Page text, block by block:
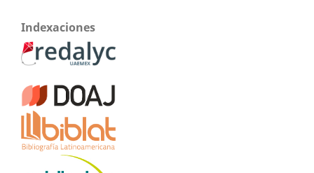
Indexaciones